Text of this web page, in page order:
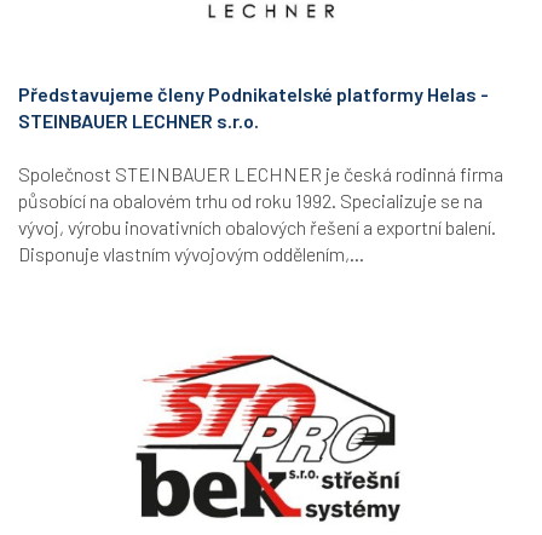
Představujeme členy Podnikatelské platformy Helas -
STEINBAUER LECHNER s.r.o.
Společnost STEINBAUER LECHNER je česká rodinná firma
působící na obalovém trhu od roku 1992. Specializuje se na
vývoj, výrobu inovativních obalových řešení a exportní balení.
Disponuje vlastním vývojovým oddělením,...